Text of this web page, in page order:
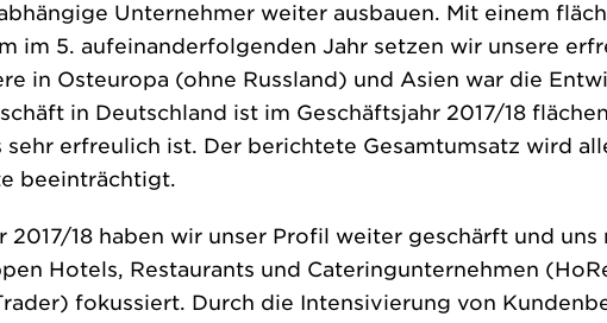
Unternehmer weiter ausbauen. Mit einem
im 5. aufeinanderfolgenden Jahr setzen wir unsere
in Osteuropa (ohne Russland) und Asien war die
in Deutschland ist im Geschäftsjahr 2017/18
sehr erfreulich ist. Der berichtete Gesamtumsatz wird
beeinträchtigt.
2017/18 haben wir unser Profil weiter geschärft und
Hotels, Restaurants und Cateringunternehmen
fokussiert. Durch die Intensivierung von